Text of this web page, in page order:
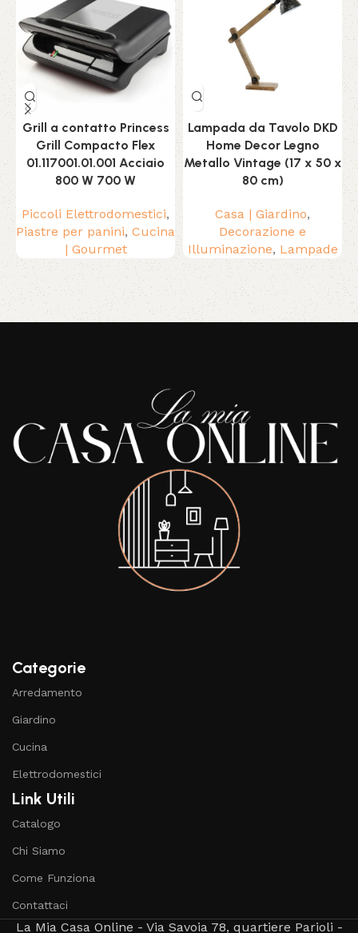
Grill a contatto Princess
Grill Compacto Flex
01.117001.01.001 Acciaio
800 W 700 W
Piccoli Elettrodomestici,
Piastre per panini, Cucina
| Gourmet
Lampada da Tavolo DKD
Home Decor Legno
Metallo Vintage (17 x 50 x
80 cm)
Casa | Giardino,
Decorazione e
Illuminazione, Lampade
Read More
Categorie
Arredamento
Giardino
Cucina
Elettrodomestici
Link Utili
Catalogo
Chi Siamo
Come Funziona
Contattaci
La Mia Casa Online - Via Savoia 78, quartiere Parioli -